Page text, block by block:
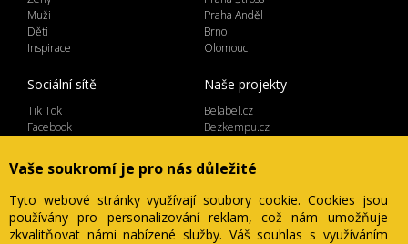
Vaše soukromí je pro nás důležité
Tyto webové stránky využívají soubory cookie. Cookies jsou
používány pro personalizování reklam, což nám umožňuje
zkvalitňovat námi nabízené služby. Váš souhlas s využíváním
Muži
Děti
Inspirace
Praha Anděl
Brno
Olomouc
Sociální sítě
Tik Tok
Facebook
Naše projekty
Belabel.cz
Bezkempu.cz
Lemicom spol. s r.o. | IČ 27561054
Ve Žlíbku 1800/77, hala A2, Praha 9, 19300